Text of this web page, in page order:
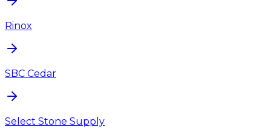
Rinox
SBC Cedar
Select Stone Supply